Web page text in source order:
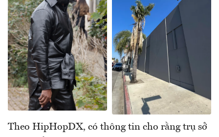
Theo HipHopDX, có thông tin cho rằng trụ sở